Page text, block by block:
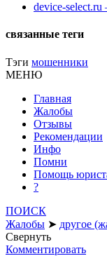
device-
связанные теги
Тэги мошенники
МЕНЮ
Главная
Жалобы
Отзывы
Рекомендации
Инфо
Помни
Помощь
?
ПОИСК
Жалобы ➤ другое
Свернуть
Комментировать